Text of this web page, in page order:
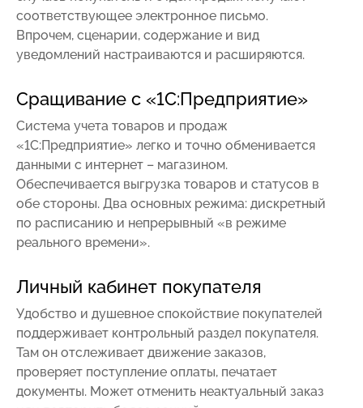
соответствующее электронное письмо.
Впрочем, сценарии, содержание и вид
уведомлений настраиваются и расширяются.
Сращивание с «1С:Предприятие»
Система учета товаров и продаж
«1С:Предприятие» легко и точно обменивается
данными с интернет – магазином.
Обеспечивается выгрузка товаров и статусов в
обе стороны. Два основных режима: дискретный
по расписанию и непрерывный «в режиме
реального времени».
Личный кабинет покупателя
Удобство и душевное спокойствие покупателей
поддерживает контрольный раздел покупателя.
Там он отслеживает движение заказов,
проверяет поступление оплаты, печатает
документы. Может отменить неактуальный заказ